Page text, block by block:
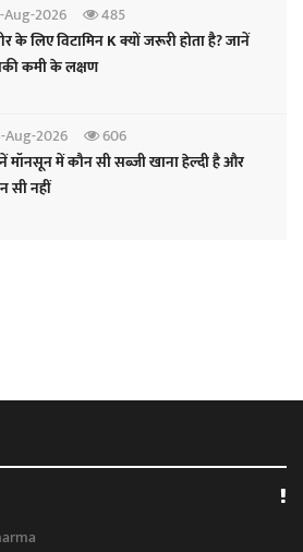
2026
485
के लिए विटामिन K क्यों जरूरी होता है? जानें
कमी के लक्षण
Aug-2026
606
में कौन सी सब्जी खाना हेल्दी है और
सी नहीं